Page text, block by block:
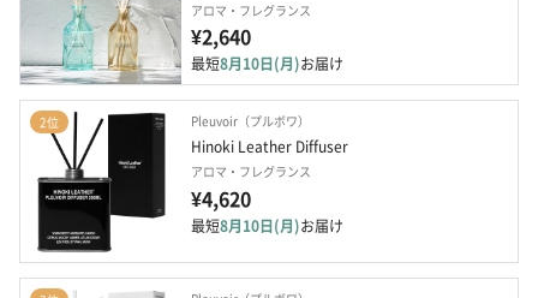
アロマ・フレグランス
¥2,640
最短8月10日(月)お届け
2位 Pleuvoir（プルボワ）
Hinoki Leather Diffuser
アロマ・フレグランス
¥4,620
最短8月10日(月)お届け